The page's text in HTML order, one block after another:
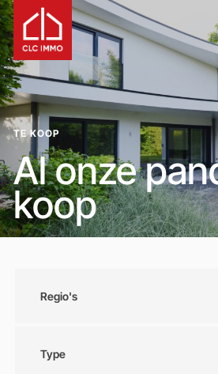
TE KOOP
Al onze
koop
Regio's
Type